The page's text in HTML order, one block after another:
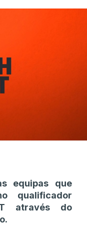
equipas que
qualificador
através do